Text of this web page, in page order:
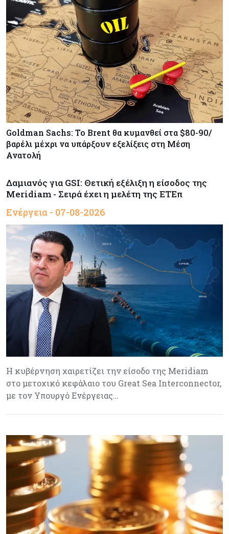
Goldman Sachs: Το Brent θα κυμανθεί στα $80-90/
βαρέλι μέχρι να υπάρξουν εξελίξεις στη Μέση
Ανατολή
Δαμιανός για GSI: Θετική εξέλιξη η είσοδος της
Meridiam - Σειρά έχει η μελέτη της ΕΤΕπ
Ενέργεια - 07-08-2026
Η κυβέρνηση χαιρετίζει την είσοδο της Meridiam
στο μετοχικό κεφάλαιο του Great Sea Interconnector,
με τον Υπουργό Ενέργειας…